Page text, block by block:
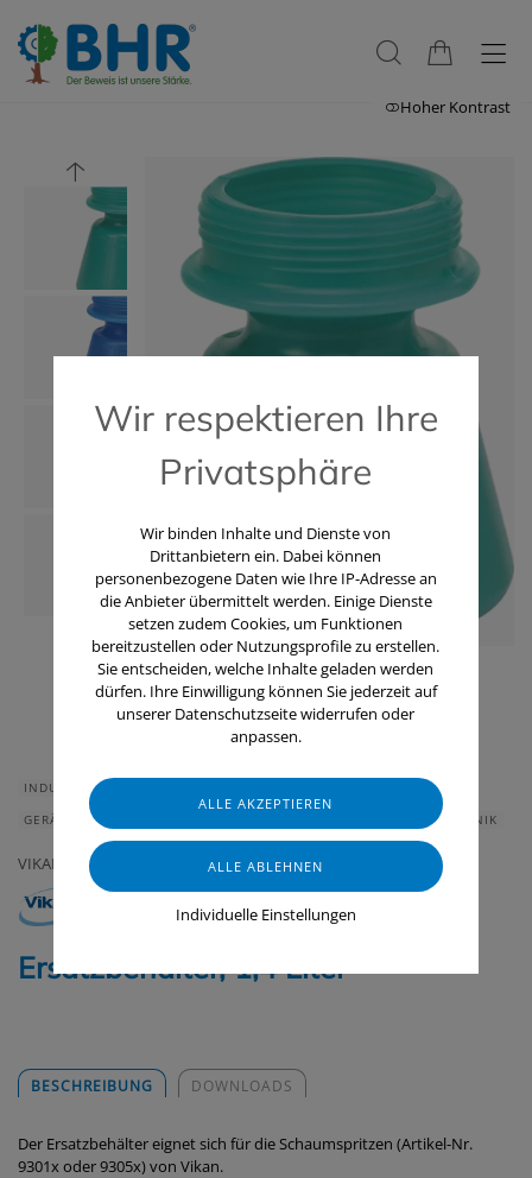
Hoher Kontrast
INDUSTRIE & HANDWERK
GERÄTE & ZUBEHÖR
RAUMLUFTTECHNIK
VIKAN
Ersatzbehälter, 1,4 Liter
BESCHREIBUNG DOWNLOADS
Der Ersatzbehälter eignet sich für die Schaumspritzen (Artikel-Nr.
9301x oder 9305x) von Vikan.
Wir respektieren Ihre
Privatsphäre
Wir binden Inhalte und Dienste von
Drittanbietern ein. Dabei können
personenbezogene Daten wie Ihre IP-Adresse an
die Anbieter übermittelt werden. Einige Dienste
setzen zudem Cookies, um Funktionen
bereitzustellen oder Nutzungsprofile zu erstellen.
Sie entscheiden, welche Inhalte geladen werden
dürfen. Ihre Einwilligung können Sie jederzeit auf
unserer Datenschutzseite widerrufen oder
anpassen.
Individuelle Einstellungen